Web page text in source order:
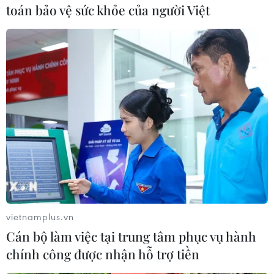
#Máy bay
#Malaysia
#Hàng không giá rẻ
#tin tức
#tin tức mới nhất
#tin tức 24h
toán bảo vệ sức khỏe của người Việt
vietnamplus.vn
Cán bộ làm việc tại trung tâm phục vụ hành
chính công được nhận hỗ trợ tiền